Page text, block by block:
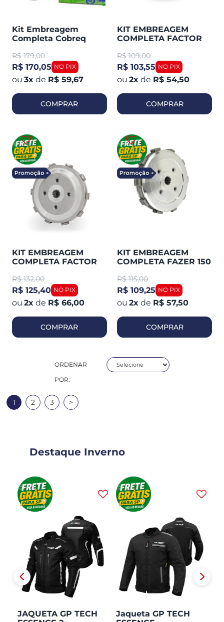
Kit Embreagem
Completa Cobreq
YES 125 / Intruder 125 /
Katana
R$ 179,00
R$ 170,05
3x de R$ 59,67
COMPRAR
KIT EMBREAGEM
COMPLETA FACTOR
(MAGNETRON)
90295140
R$ 109,00
R$ 103,55
2x de R$ 54,50
COMPRAR
KIT EMBREAGEM
COMPLETA FACTOR
(MAGNETRON)
90295150
R$ 132,00
R$ 125,40
2x de R$ 66,00
COMPRAR
KIT EMBREAGEM
COMPLETA FAZER 150
SMARTFOX
R$ 115,00
R$ 109,25
2x de R$ 57,50
COMPRAR
ORDENAR
POR:
1 2 3 >
Destaque Inverno
JAQUETA GP TECH
Jaqueta GP TECH